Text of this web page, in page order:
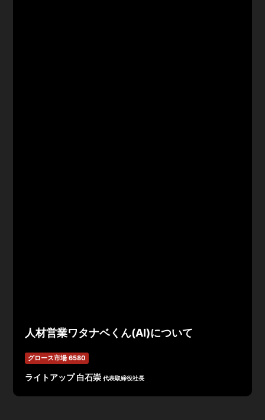
人材営業ワタナベくん(AI)について
グロース市場 6580
ライトアップ 白石崇代表取締役社長